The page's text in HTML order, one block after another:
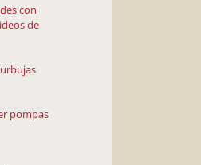
con
de
pompas